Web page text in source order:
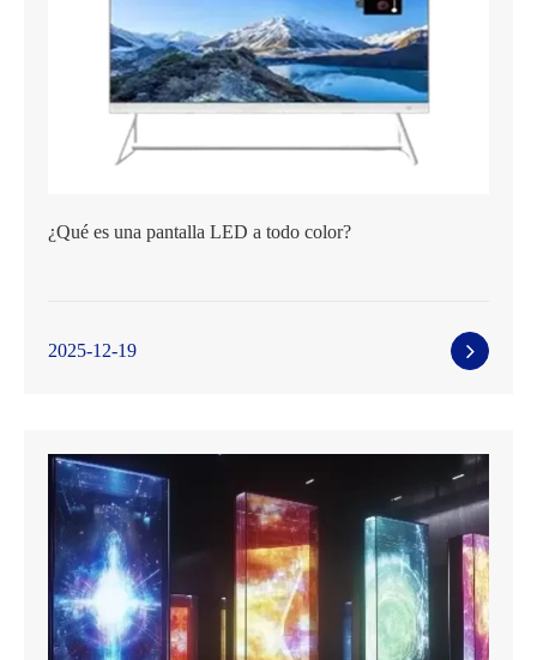
¿Qué es una pantalla LED a todo color?
2025-12-19